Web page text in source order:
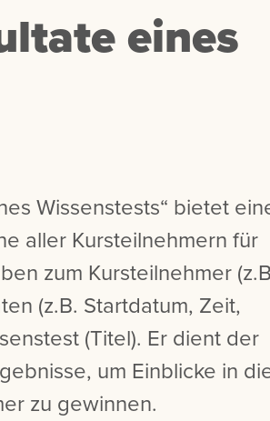
eines
Wissenstests“ bietet
aller Kursteilnehmern für
zum Kursteilnehmer
(z.B. Startdatum, Zeit,
(Titel). Er dient der
um Einblicke in
zu gewinnen.